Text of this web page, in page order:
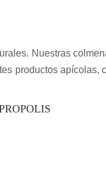
Nuestras
productos apícolas,